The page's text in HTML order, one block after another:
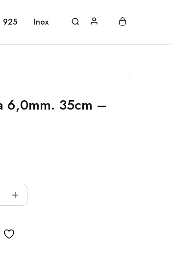
925 Inox
6,0mm. 35cm –